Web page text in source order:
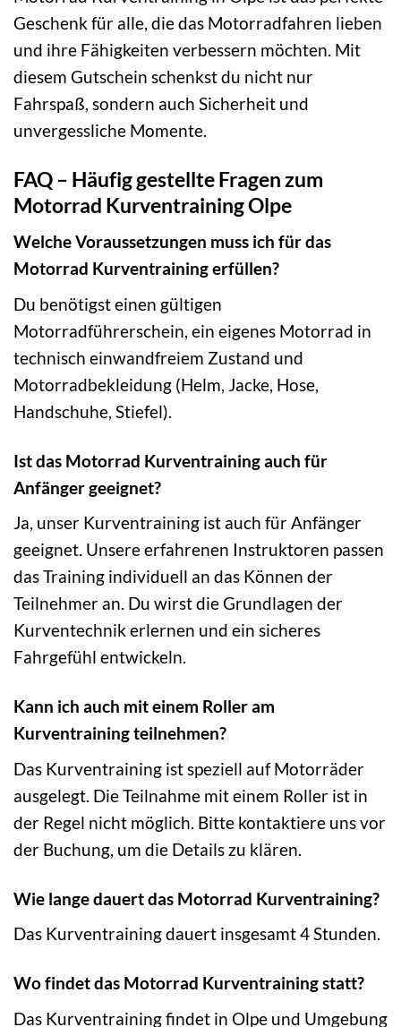
Geschenk für alle, die das Motorradfahren lieben
und ihre Fähigkeiten verbessern möchten. Mit
diesem Gutschein schenkst du nicht nur
Fahrspaß, sondern auch Sicherheit und
unvergessliche Momente.
FAQ – Häufig gestellte Fragen zum
Motorrad Kurventraining Olpe
Welche Voraussetzungen muss ich für das
Motorrad Kurventraining erfüllen?
Du benötigst einen gültigen
Motorradführerschein, ein eigenes Motorrad in
technisch einwandfreiem Zustand und
Motorradbekleidung (Helm, Jacke, Hose,
Handschuhe, Stiefel).
Ist das Motorrad Kurventraining auch für
Anfänger geeignet?
Ja, unser Kurventraining ist auch für Anfänger
geeignet. Unsere erfahrenen Instruktoren passen
das Training individuell an das Können der
Teilnehmer an. Du wirst die Grundlagen der
Kurventechnik erlernen und ein sicheres
Fahrgefühl entwickeln.
Kann ich auch mit einem Roller am
Kurventraining teilnehmen?
Das Kurventraining ist speziell auf Motorräder
ausgelegt. Die Teilnahme mit einem Roller ist in
der Regel nicht möglich. Bitte kontaktiere uns vor
der Buchung, um die Details zu klären.
Wie lange dauert das Motorrad Kurventraining?
Das Kurventraining dauert insgesamt 4 Stunden.
Wo findet das Motorrad Kurventraining statt?
Das Kurventraining findet in Olpe und Umgebung